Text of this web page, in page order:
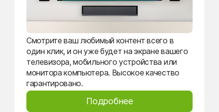
Смотрите ваш любимый контент всего в
один клик, и он уже будет на экране вашего
телевизора, мобильного устройства или
монитора компьютера. Высокое качество
гарантировано.
Подробнее